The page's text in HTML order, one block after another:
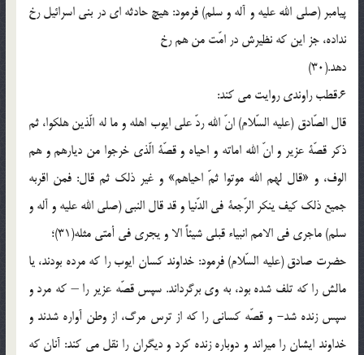
پیامبر (صلی الله علیه و آله و سلم) فرمود: هیچ حادثه ای در بنی اسرائیل رخ
نداده، جز این که نظیرش در امّت من هم رخ
دهد.(30)
6.قطب راوندی روایت می کند:
قال الصّادق (علیه السّلام) انّ الله ردّ علی ایوب اهله و ما له الّذین هلکوا، ثم
ذکر قصّة عزیر و انّ الله اماته و احیاه و قصّة الّذی خرجوا من دیارهم و هم
الوف، و «قال لهم الله موتوا ثمّ احیاهم» و غیر ذلک ثم قال: فمن اقربه
جمیع ذلک کیف ینکر الرّجعة فی الدّنیا و قد قال النبی (صلی الله علیه و آله و
سلم) ماجری فی الامم انبیاء قبلی شیئاً الا و یجری فی أمتی مثله(31)؛
حضرت صادق (علیه السّلام) فرمود: خداوند کسان ایوب را که مرده بودند، یا
مالش را که تلف شده بود، به وی برگرداند. سپس قصّه عزیر را – که مرد و
سپس زنده شد- و قصّه کسانی را که از ترس مرگ، از وطن آواره شدند و
خداوند ایشان را میراند و دوباره زنده کرد و دیگران را نقل می کند: آنان که